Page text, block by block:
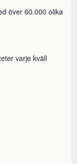
över 60.000 olika
varje kväll